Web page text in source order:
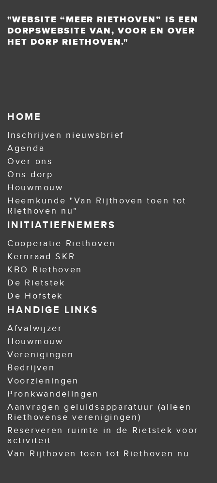
"WEBSITE “MEER RIETHOVEN” IS EEN
DORPSWEBSITE VAN, VOOR EN OVER
HET DORP RIETHOVEN."
HOME
Inschrijven nieuwsbrief
Agenda
Over ons
Ons dorp
Houwmouw
Heemkunde "Van Rijthoven toen tot
Riethoven nu"
INITIATIEFNEMERS
Coöperatie Riethoven
Kernraad SKR
KBO Riethoven
De Rietstek
De Hofstek
HANDIGE LINKS
Afvalwijzer
Houwmouw
Verenigingen
Bedrijven
Voorzieningen
Pronkwandelingen
Aanvragen geluidsapparatuur (alleen
Riethovense verenigingen)
Reserveren ruimte in de Rietstek voor
activiteit
Van Rijthoven toen tot Riethoven nu